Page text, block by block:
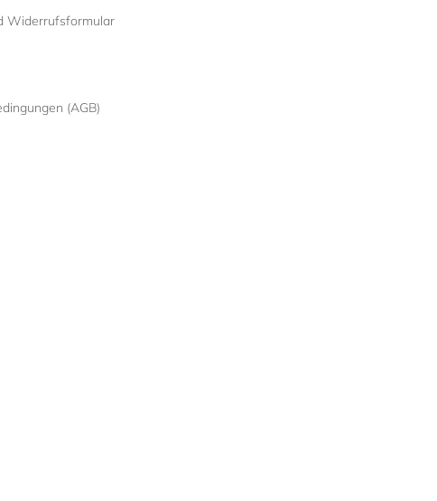
Widerrufsformular
(AGB)